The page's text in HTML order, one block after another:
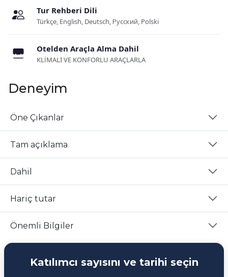
Tur Rehberi Dili
Türkçe, English, Deutsch, Русский, Polski
Otelden Araçla Alma Dahil
KLİMALI VE KONFORLU ARAÇLARLA
Deneyim
Öne Çıkanlar
Tam açıklama
Dahil
Hariç tutar
Önemli Bilgiler
Katılımcı sayısını ve tarihi seçin